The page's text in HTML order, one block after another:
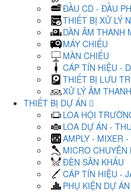
ĐẦU CD - ĐẦU
THIẾT BỊ XỬ LÝ
DÀN ÂM THANH
MÁY CHIẾU
MÀN CHIẾU
CÁP TÍN HIỆU -
THIẾT BỊ LƯU
XỬ LÝ ÂM
THIẾT BỊ DỰ ÁN
LOA HỘI
LOA DỰ ÁN -
AMPLY - MIXER
MICRO CHUYÊN
ĐÈN SÂN KHẤU
CÁP TÍN HIỆU -
PHỤ KIỆN DỰ